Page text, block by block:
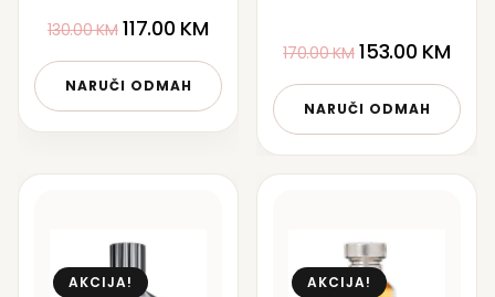
130.00KM 117.00 KM
NARUČI ODMAH
170.00KM 153.00 KM
NARUČI ODMAH
AKCIJA! AKCIJA!